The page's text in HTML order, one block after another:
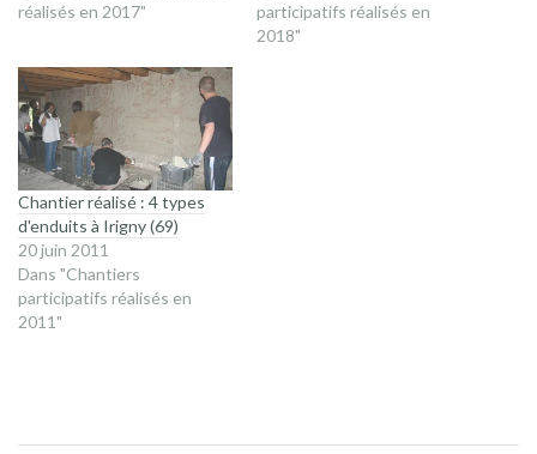
réalisés en 2017"
participatifs réalisés en
2018"
Chantier réalisé : 4 types
d'enduits à Irigny (69)
20 juin 2011
Dans "Chantiers
participatifs réalisés en
2011"